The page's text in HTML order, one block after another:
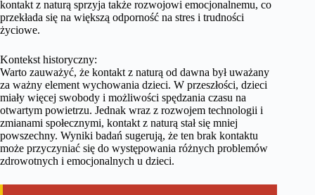
kontakt z naturą sprzyja także rozwojowi emocjonalnemu, co
przekłada się na większą odporność na stres i trudności
życiowe.
Kontekst historyczny:
Warto zauważyć, że kontakt z naturą od dawna był uważany
za ważny element wychowania dzieci. W przeszłości, dzieci
miały więcej swobody i możliwości spędzania czasu na
otwartym powietrzu. Jednak wraz z rozwojem technologii i
zmianami społecznymi, kontakt z naturą stał się mniej
powszechny. Wyniki badań sugerują, że ten brak kontaktu
może przyczyniać się do występowania różnych problemów
zdrowotnych i emocjonalnych u dzieci.